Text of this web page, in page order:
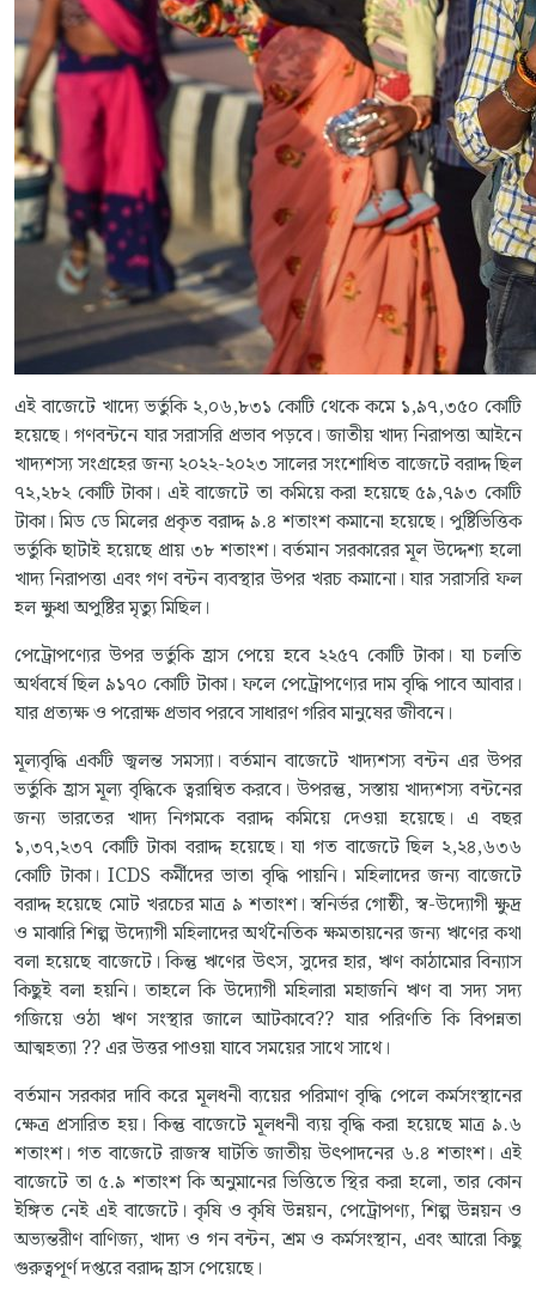
এই বাজেটে খাদ্যে ভর্তুকি ২,০৬,৮৩১ কোটি থেকে কমে ১,৯৭,৩৫০ কোটি
হয়েছে। গণবন্টনে যার সরাসরি প্রভাব পড়বে। জাতীয় খাদ্য নিরাপত্তা আইনে
খাদ্যশস্য সংগ্রহের জন্য ২০২২-২০২৩ সালের সংশোধিত বাজেটে বরাদ্দ ছিল
৭২,২৮২ কোটি টাকা। এই বাজেটে তা কমিয়ে করা হয়েছে ৫৯,৭৯৩ কোটি
টাকা। মিড ডে মিলের প্রকৃত বরাদ্দ ৯.৪ শতাংশ কমানো হয়েছে। পুষ্টিভিত্তিক
ভর্তুকি ছাটাই হয়েছে প্রায় ৩৮ শতাংশ। বর্তমান সরকারের মূল উদ্দেশ্য হলো
খাদ্য নিরাপত্তা এবং গণ বন্টন ব্যবস্থার উপর খরচ কমানো। যার সরাসরি ফল
হল ক্ষুধা অপুষ্টির মৃত্যু মিছিল।
পেট্রোপণ্যের উপর ভর্তুকি হ্রাস পেয়ে হবে ২২৫৭ কোটি টাকা। যা চলতি
অর্থবর্ষে ছিল ৯১৭০ কোটি টাকা। ফলে পেট্রোপণ্যের দাম বৃদ্ধি পাবে আবার।
যার প্রত্যক্ষ ও পরোক্ষ প্রভাব পরবে সাধারণ গরিব মানুষের জীবনে।
মূল্যবৃদ্ধি একটি জ্বলন্ত সমস্যা। বর্তমান বাজেটে খাদ্যশস্য বন্টন এর উপর
ভর্তুকি হ্রাস মূল্য বৃদ্ধিকে ত্বরান্বিত করবে। উপরন্তু, সস্তায় খাদ্যশস্য বন্টনের
জন্য ভারতের খাদ্য নিগমকে বরাদ্দ কমিয়ে দেওয়া হয়েছে। এ বছর
১,৩৭,২৩৭ কোটি টাকা বরাদ্দ হয়েছে। যা গত বাজেটে ছিল ২,২৪,৬৩৬
কোটি টাকা। ICDS কর্মীদের ভাতা বৃদ্ধি পায়নি। মহিলাদের জন্য বাজেটে
বরাদ্দ হয়েছে মোট খরচের মাত্র ৯ শতাংশ। স্বনির্ভর গোষ্ঠী, স্ব-উদ্যোগী ক্ষুদ্র
ও মাঝারি শিল্প উদ্যোগী মহিলাদের অর্থনৈতিক ক্ষমতায়নের জন্য ঋণের কথা
বলা হয়েছে বাজেটে। কিন্তু ঋণের উৎস, সুদের হার, ঋণ কাঠামোর বিন্যাস
কিছুই বলা হয়নি। তাহলে কি উদ্যোগী মহিলারা মহাজনি ঋণ বা সদ্য সদ্য
গজিয়ে ওঠা ঋণ সংস্থার জালে আটকাবে?? যার পরিণতি কি বিপন্নতা
আত্মহত্যা ?? এর উত্তর পাওয়া যাবে সময়ের সাথে সাথে।
বর্তমান সরকার দাবি করে মূলধনী ব্যয়ের পরিমাণ বৃদ্ধি পেলে কর্মসংস্থানের
ক্ষেত্র প্রসারিত হয়। কিন্তু বাজেটে মূলধনী ব্যয় বৃদ্ধি করা হয়েছে মাত্র ৯.৬
শতাংশ। গত বাজেটে রাজস্ব ঘাটতি জাতীয় উৎপাদনের ৬.৪ শতাংশ। এই
বাজেটে তা ৫.৯ শতাংশ কি অনুমানের ভিত্তিতে স্থির করা হলো, তার কোন
ইঙ্গিত নেই এই বাজেটে। কৃষি ও কৃষি উন্নয়ন, পেট্রোপণ্য, শিল্প উন্নয়ন ও
অভ্যন্তরীণ বাণিজ্য, খাদ্য ও গন বন্টন, শ্রম ও কর্মসংস্থান, এবং আরো কিছু
গুরুত্বপূর্ণ দপ্তরে বরাদ্দ হ্রাস পেয়েছে।